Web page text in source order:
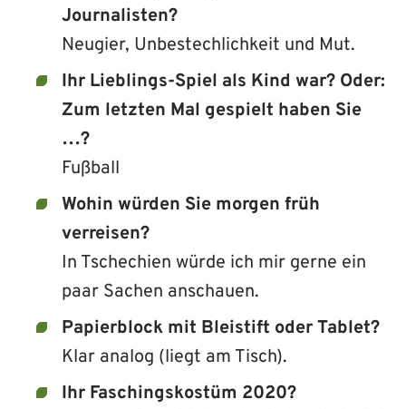
Journalisten?
Neugier, Unbestechlichkeit und Mut.
Ihr Lieblings-Spiel als Kind war? Oder:
Zum letzten Mal gespielt haben Sie
…?
Fußball
Wohin würden Sie morgen früh
verreisen?
In Tschechien würde ich mir gerne ein
paar Sachen anschauen.
Papierblock mit Bleistift oder Tablet?
Klar analog (liegt am Tisch).
Ihr Faschingskostüm 2020?